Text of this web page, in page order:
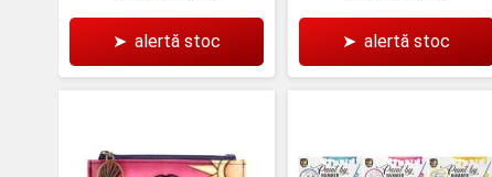
➤ alertă stoc ➤ alertă stoc